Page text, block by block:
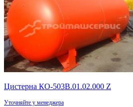
Цистерна КО-503В.01.02.000 Z
Уточняйте у менеджера